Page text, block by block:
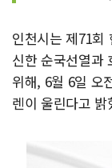
인천시는 제71회
신한 순국선열과
위해, 6월 6일 오
렌이 울린다고 밝